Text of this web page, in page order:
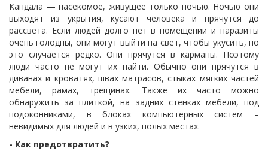
Кандала — насекомое, живущее только ночью. Ночью они
выходят из укрытия, кусают человека и прячутся до
рассвета. Если людей долго нет в помещении и паразиты
очень голодны, они могут выйти на свет, чтобы укусить, но
это случается редко. Они прячутся в карманы. Поэтому
люди часто не могут их найти. Обычно они прячутся в
диванах и кроватях, швах матрасов, стыках мягких частей
мебели, рамах, трещинах. Также их часто можно
обнаружить за плиткой, на задних стенках мебели, под
подоконниками, в блоках компьютерных систем –
невидимых для людей и в узких, полых местах.
- Как предотвратить?